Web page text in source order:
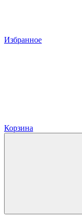
Избранное
Корзина